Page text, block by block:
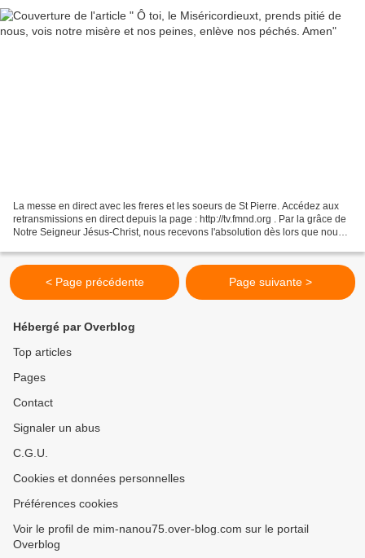
La messe en direct avec les freres et les soeurs de St Pierre. Accédez aux
retransmissions en direct depuis la page : http://tv.fmnd.org . Par la grâce de
Notre Seigneur Jésus-Christ, nous recevons l'absolution dès lors que nous
< Page précédente Page suivante >
Hébergé par Overblog
Top articles
Pages
Contact
Signaler un abus
C.G.U.
Cookies et données personnelles
Préférences cookies
Voir le profil de mim-nanou75.over-blog.com sur le portail
Overblog